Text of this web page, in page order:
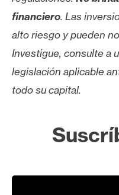
financiero. Las
alto riesgo y pueden
Investigue, consulte a
legislación aplicable
todo su capital.